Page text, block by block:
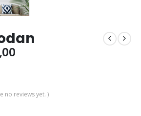
Price
€32,00
no reviews yet. )